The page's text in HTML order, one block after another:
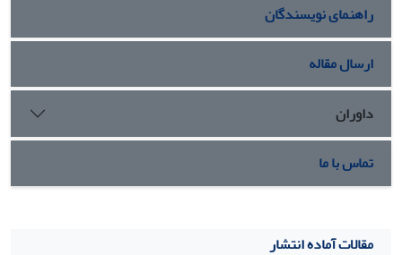
راهنمای نویسندگان
ارسال مقاله
داوران
تماس با ما
مقالات آماده انتشار